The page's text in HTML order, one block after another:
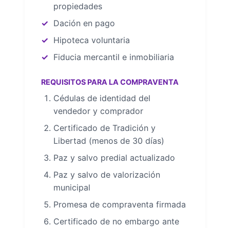
propiedades
Dación en pago
Hipoteca voluntaria
Fiducia mercantil e inmobiliaria
REQUISITOS PARA LA COMPRAVENTA
Cédulas de identidad del
vendedor y comprador
Certificado de Tradición y
Libertad (menos de 30 días)
Paz y salvo predial actualizado
Paz y salvo de valorización
municipal
Promesa de compraventa firmada
Certificado de no embargo ante